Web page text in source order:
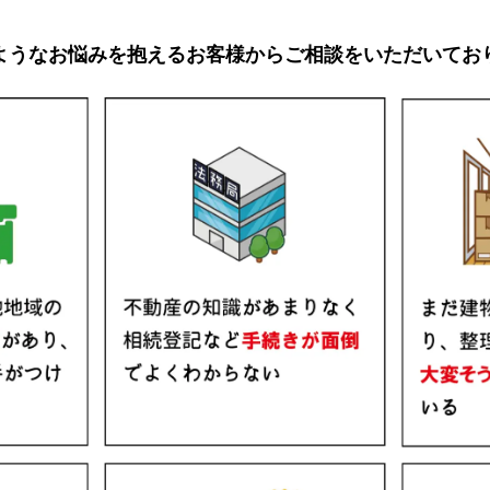
うなお悩みを抱えるお客様からご相談をいただいてお